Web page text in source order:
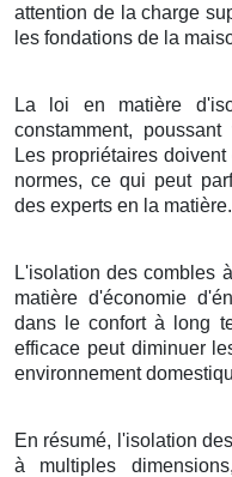
attention de la charge
les fondations de la
La loi en matière
constamment,
Les propriétaires
normes, ce qui peut
des experts en la matière.
L'isolation des combles
matière d'économie
dans le confort à long
efficace peut diminuer
environnement
En résumé, l'isolation
à multiples